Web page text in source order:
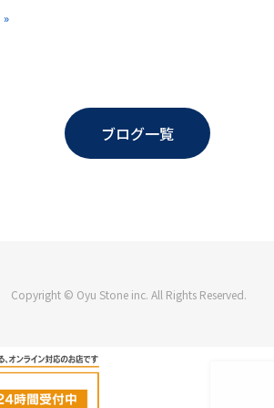
»
ブログ一覧
Copyright © Oyu Stone inc. All Rights Reserved.